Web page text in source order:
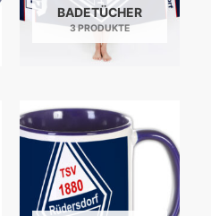
BADETÜCHER
3 PRODUKTE